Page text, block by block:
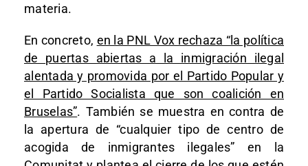
materia.
En concreto, en la PNL Vox rechaza “la política
de puertas abiertas a la inmigración ilegal
alentada y promovida por el Partido Popular y
el Partido Socialista que son coalición en
Bruselas”. También se muestra en contra de
la apertura de “cualquier tipo de centro de
acogida de inmigrantes ilegales” en la